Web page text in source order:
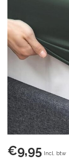
€9,95 Incl. btw